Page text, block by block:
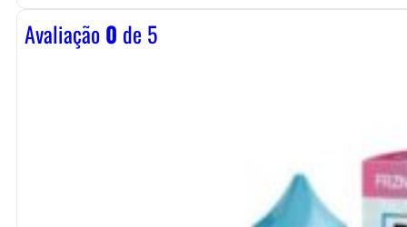
Avaliação0 de 5